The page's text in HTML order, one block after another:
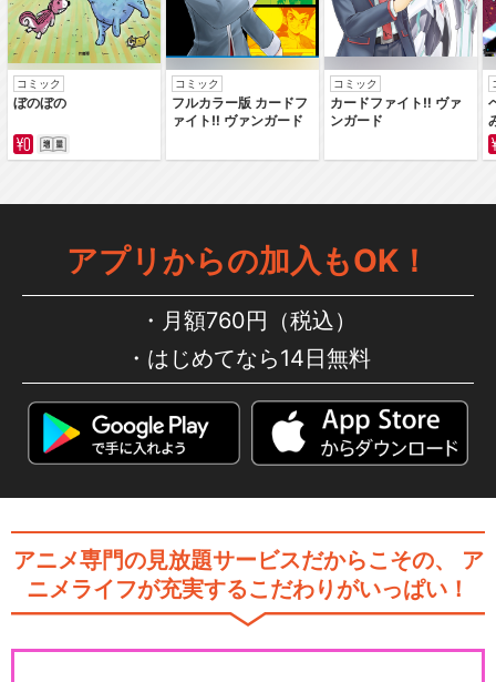
コミック
ぼのぼの
コミック
フルカラー版 カードフ
ァイト‼ ヴァンガード
コミック
カードファイト‼ ヴァ
ンガード
アプリからの加入もOK！
月額760円（税込）
はじめてなら14日無料
アニメ専門の見放題サービスだからこその、
ア
ニメライフが充実するこだわりがいっぱい！